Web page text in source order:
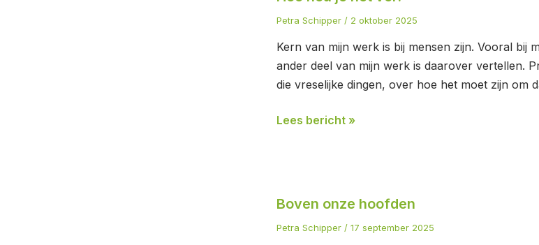
Petra Schipper / 2 oktober 2025
Kern van mijn werk is bij mensen zijn. Vooral bij
ander deel van mijn werk is daarover vertellen.
die vreselijke dingen, over hoe het moet zijn om
je
vol?
Lees bericht »
Boven onze hoofden
Petra Schipper / 17 september 2025
onze
hoofden